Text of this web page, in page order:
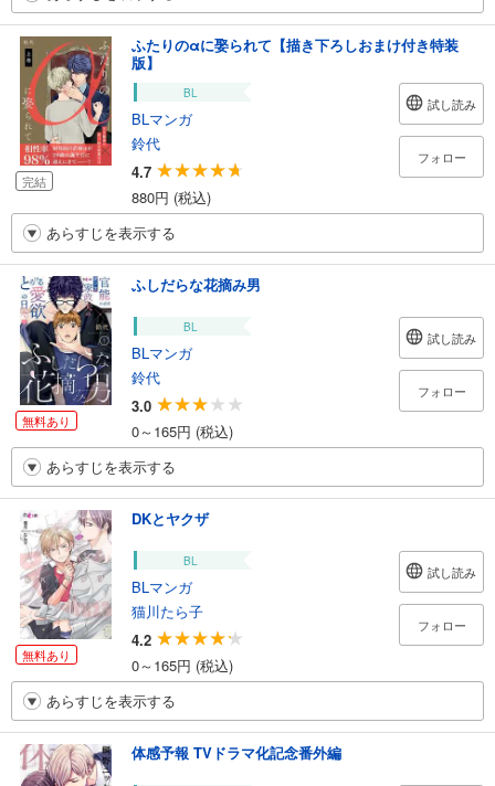
完結
ふたりのαに娶られて【描き下ろしおまけ付き特装
版】
BL
BLマンガ
鈴代
4.7
880円 (税込)
試し読み
フォロー
あらすじを表示する
無料あり
ふしだらな花摘み男
BL
BLマンガ
鈴代
3.0
0～165円 (税込)
試し読み
フォロー
あらすじを表示する
無料あり
DKとヤクザ
BL
BLマンガ
猫川たら子
4.2
0～165円 (税込)
試し読み
フォロー
あらすじを表示する
体感予報 TVドラマ化記念番外編